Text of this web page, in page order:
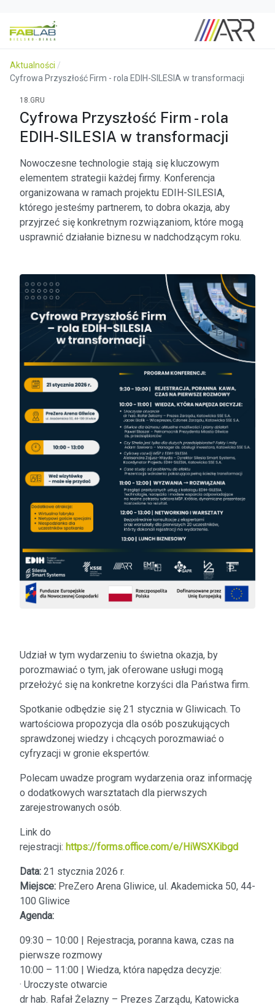
Aktualności
Cyfrowa Przyszłość Firm - rola EDIH-SILESIA w transformacji
18.GRU
Cyfrowa Przyszłość Firm - rola
EDIH-SILESIA w transformacji
Nowoczesne technologie stają się kluczowym
elementem strategii każdej firmy. Konferencja
organizowana w ramach projektu EDIH-SILESIA,
którego jesteśmy partnerem, to dobra okazja, aby
przyjrzeć się konkretnym rozwiązaniom, które mogą
usprawnić działanie biznesu w nadchodzącym roku.
Udział w tym wydarzeniu to świetna okazja, by
porozmawiać o tym, jak oferowane usługi mogą
przełożyć się na konkretne korzyści dla Państwa firm.
Spotkanie odbędzie się 21 stycznia w Gliwicach. To
wartościowa propozycja dla osób poszukujących
sprawdzonej wiedzy i chcących porozmawiać o
cyfryzacji w gronie ekspertów.
Polecam uwadze program wydarzenia oraz informację
o dodatkowych warsztatach dla pierwszych
zarejestrowanych osób.
Link do
rejestracji: https://forms.office.com/e/HiWSXKibgd
Data: 21 stycznia 2026 r.
Miejsce: PreZero Arena Gliwice, ul. Akademicka 50, 44-
100 Gliwice
Agenda:
09:30 – 10:00 | Rejestracja, poranna kawa, czas na
pierwsze rozmowy
10:00 – 11:00 | Wiedza, która napędza decyzje:
· Uroczyste otwarcie
dr hab. Rafał Żelazny – Prezes Zarządu, Katowicka